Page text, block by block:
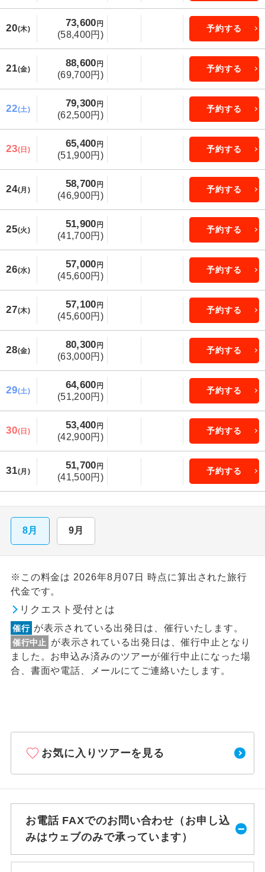
20(木)
73,600 円
(58,400円)
予約する
21(金)
88,600 円
(69,700円)
予約する
22(土)
79,300 円
(62,500円)
予約する
23(日)
65,400 円
(51,900円)
予約する
24(月)
58,700 円
(46,900円)
予約する
25(火)
51,900 円
(41,700円)
予約する
26(水)
57,000 円
(45,600円)
予約する
27(木)
57,100 円
(45,600円)
予約する
28(金)
80,300 円
(63,000円)
予約する
29(土)
64,600 円
(51,200円)
予約する
30(日)
53,400 円
(42,900円)
予約する
31(月)
51,700 円
(41,500円)
予約する
8月 9月
※この料金は 2026年8月07日 時点に算出された旅行
代金です。
リクエスト受付とは
催行 が表示されている出発日は、催行いたします。
催行中止
が表示されている出発日は、催行中止となり
ました。お申込み済みのツアーが催行中止になった場
合、書面や電話、メールにてご連絡いたします。
お気に入りツアーを見る
お電話 FAXでのお問い合わせ（お申し込
みはウェブのみで承っています）